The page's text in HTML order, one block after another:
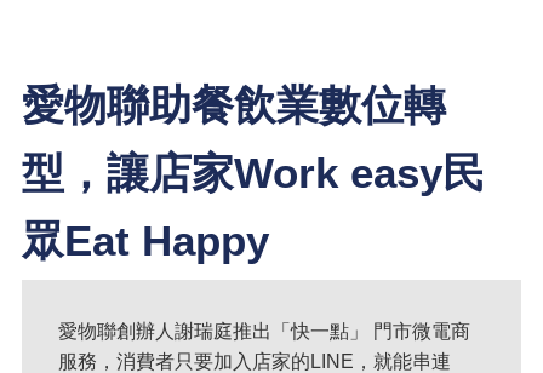
愛物聯助餐飲業數位轉
型，讓店家Work easy民
眾Eat Happy
愛物聯創辦人謝瑞庭推出「快一點」 門市微電商
服務，消費者只要加入店家的LINE，就能串連